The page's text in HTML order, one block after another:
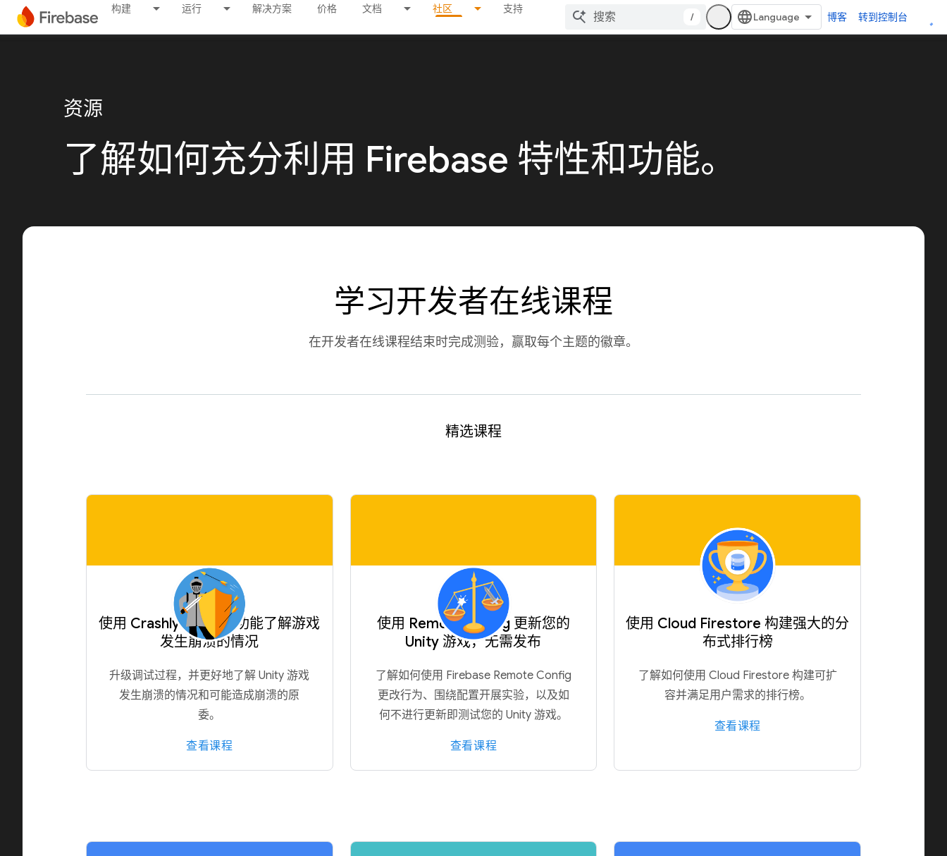
构建 运行 解决方案 价格 文档 社区 支持
/ 博客 转到控制台
资源
了解如何充分利用 Firebase 特性和功能。
学习开发者在线课程
在开发者在线课程结束时完成测验，赢取每个主题的徽章。
精选课程
使用 Crashlytics 高级功能了解游戏
发生崩溃的情况
升级调试过程，并更好地了解 Unity 游戏
发生崩溃的情况和可能造成崩溃的原
委。
查看课程
使用 Remote Config 更新您的
Unity 游戏，无需发布
了解如何使用 Firebase Remote Config
更改行为、围绕配置开展实验，以及如
何不进行更新即测试您的 Unity 游戏。
查看课程
使用 Cloud Firestore 构建强大的分
布式排行榜
了解如何使用 Cloud Firestore 构建可扩
容并满足用户需求的排行榜。
查看课程